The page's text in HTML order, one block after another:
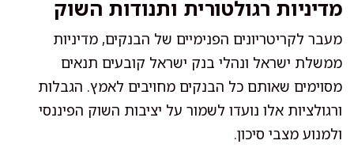
מדיניות רגולטורית ותנודות השוק
מעבר לקריטריונים הפנימיים של הבנקים, מדיניות
ממשלת ישראל ונהלי בנק ישראל קובעים תנאים
מסוימים שאותם כל הבנקים מחויבים לאמץ. הגבלות
ורגולציות אלו נועדו לשמור על יציבות השוק הפיננסי
ולמנוע מצבי סיכון.